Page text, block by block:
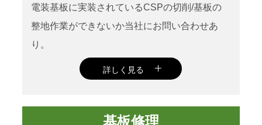
電装基板に実装されているCSPの切削/基板の
整地作業ができないか当社にお問い合わせあ
り。
詳しく見る
当社独自の開発による、CSP切削装置を
使用しCSPを切削ののち、基板を整地す
基板修理